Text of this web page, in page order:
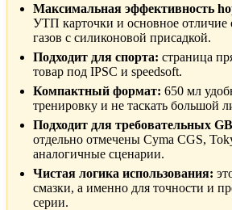
Максимальная эффективность
УТП карточки и основное отличие
газов с силиконовой присадкой.
Подходит для спорта: страница
товар под IPSC и speedsoft.
Компактный формат: 650 мл
тренировку и не таскать большой
Подходит для требовательных
отдельно отмечены Cyma CGS,
аналогичные сценарии.
Чистая логика использования:
смазки, а именно для точности и
серии.